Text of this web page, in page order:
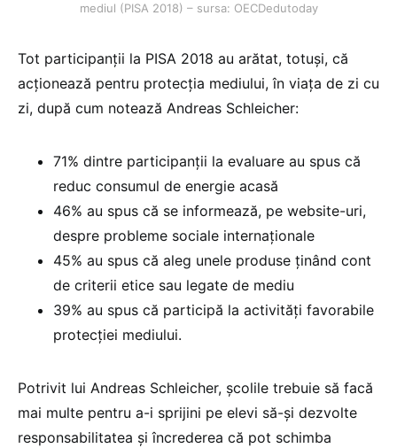
mediul (PISA 2018) – sursa: OECDedutoday
Tot participanții la PISA 2018 au arătat, totuși, că
acționează pentru protecția mediului, în viața de zi cu
zi, după cum notează Andreas Schleicher:
71% dintre participanții la evaluare au spus că
reduc consumul de energie acasă
46% au spus că se informează, pe website-uri,
despre probleme sociale internaționale
45% au spus că aleg unele produse ținând cont
de criterii etice sau legate de mediu
39% au spus că participă la activități favorabile
protecției mediului.
Potrivit lui Andreas Schleicher, școlile trebuie să facă
mai multe pentru a-i sprijini pe elevi să-și dezvolte
responsabilitatea și încrederea că pot schimba